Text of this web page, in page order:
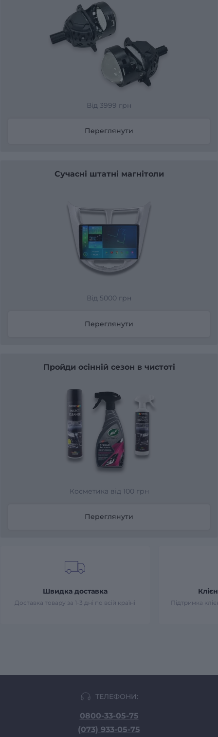
Від 3999 грн
Переглянути
Сучасні штатні магнітоли
Від 5000 грн
Переглянути
Пройди осінній сезон в чистоті
Косметика від 100 грн
Переглянути
Швидка доставка
Доставка товару за 1-3 дні по всій країні Підтримка
ТЕЛЕФОНИ:
0800-33-05-75
(073) 933-05-75